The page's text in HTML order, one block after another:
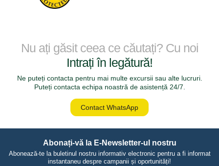
Nu ați găsit ceea ce căutați? Cu noi
Intrați în legătură!
Ne puteți contacta pentru mai multe excursii sau alte lucruri.
Puteți contacta echipa noastră de asistență 24/7.
Contact WhatsApp
Abonați-vă la E-Newsletter-ul nostru
Abonează-te la buletinul nostru informativ electronic pentru a fi informat
instantaneu despre campanii și oportunități!